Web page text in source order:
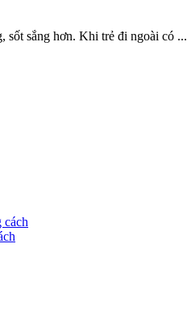
sốt sắng hơn. Khi trẻ đi ngoài có ...